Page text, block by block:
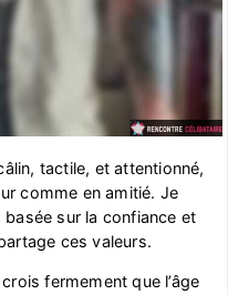
tactile, et attentionné,
comme en amitié. Je
sur la confiance et
ces valeurs.
fermement que l’âge